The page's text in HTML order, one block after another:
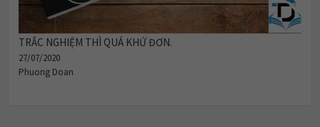
TRẮC NGHIỆM THÌ QUÁ KHỨ ĐƠN.
27/07/2020
Phuong Doan